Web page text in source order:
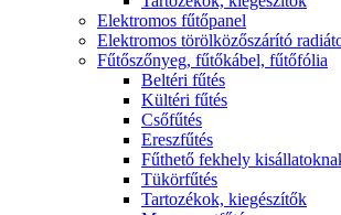
Elektromos fűtőpanel
Elektromos törölközőszárító
Fűtőszőnyeg, fűtőkábel, fűtőfólia
Beltéri fűtés
Kültéri fűtés
Csőfűtés
Ereszfűtés
Fűthető fekhely
Tükörfűtés
Tartozékok, kiegészítők